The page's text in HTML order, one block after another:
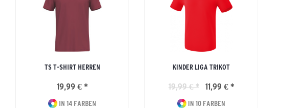
TS T-SHIRT HERREN
19,99 € *
IN 14 FARBEN
KINDER LIGA TRIKOT
19,99 € * 11,99 € *
IN 10 FARBEN